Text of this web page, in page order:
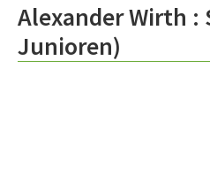
Alexander Wirth :
Junioren)